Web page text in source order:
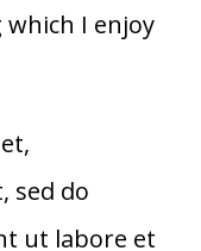
I enjoy
sed do
ut labore et